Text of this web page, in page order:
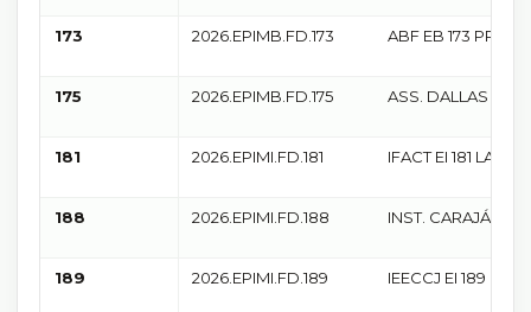
173 2026.EPIMB.FD.173 ABF EB 173 PRD
175 2026.EPIMB.FD.175 ASS. DALLAS EB
181 2026.EPIMI.FD.181 IFACT EI 181
188 2026.EPIMI.FD.188
INST. CARAJÁS ES
189 2026.EPIMI.FD.189 IEECCJ EI 189